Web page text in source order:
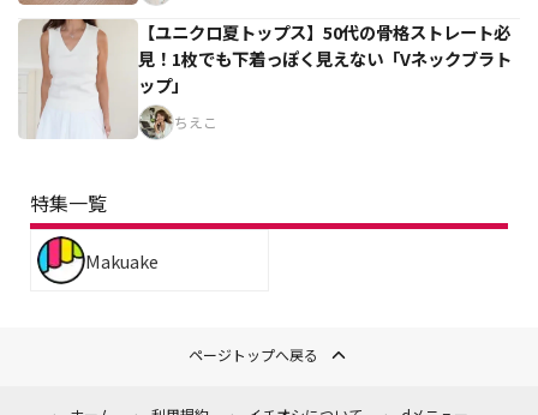
【ユニクロ夏トップス】50代の骨格ストレート必
見！1枚でも下着っぽく見えない「Vネックブラト
ップ」
ちえこ
特集一覧
Makuake
ページトップへ戻る